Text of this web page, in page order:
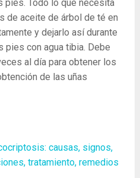
pies. Todo lo que necesita
de aceite de árbol de té en
y dejarlo así durante
pies con agua tibia. Debe
al día para obtener los
de las uñas
causas, signos,
tratamiento, remedios